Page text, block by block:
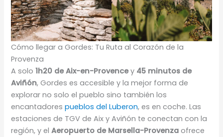
Cómo llegar a Gordes: Tu Ruta al Corazón de la
Provenza
A solo1h20 de Aix-en-Provencey 45 minutos de
Aviñón, Gordes es accesible y la mejor forma de
explorar no solo el pueblo sino también los
encantadorespueblos del Luberon, es en coche. Las
estaciones de TGV de Aix y Aviñón te conectan con la
región, y elAeropuerto de Marsella-Provenza ofrece